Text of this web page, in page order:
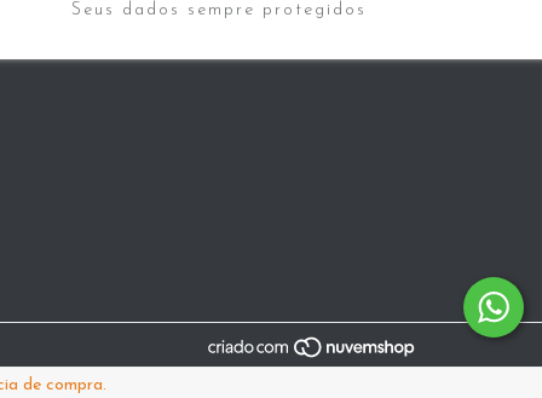
de compra.
Seus dados sempre protegidos